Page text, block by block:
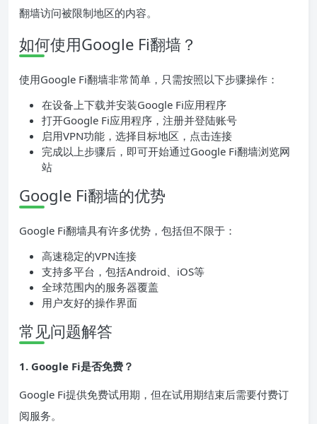
翻墙访问被限制地区的内容。
如何使用Google Fi翻墙？
使用Google Fi翻墙非常简单，只需按照以下步骤操作：
在设备上下载并安装Google Fi应用程序
打开Google Fi应用程序，注册并登陆账号
启用VPN功能，选择目标地区，点击连接
完成以上步骤后，即可开始通过Google Fi翻墙浏览网
站
Google Fi翻墙的优势
Google Fi翻墙具有许多优势，包括但不限于：
高速稳定的VPN连接
支持多平台，包括Android、iOS等
全球范围内的服务器覆盖
用户友好的操作界面
常见问题解答
1. Google Fi是否免费？
Google Fi提供免费试用期，但在试用期结束后需要付费订
阅服务。